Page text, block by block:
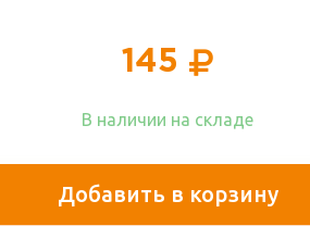
145
В наличии на складе​
Добавить в корзину